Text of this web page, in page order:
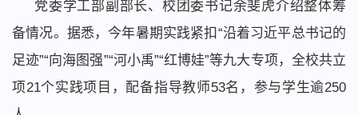
党委学工部副部长、校团委书记余斐虎介绍整体筹
备情况。据悉，今年暑期实践紧扣“沿着习近平总书记的
足迹”“向海图强”“河小禹”“红博娃”等九大专项，全校共立
项21个实践项目，配备指导教师53名，参与学生逾250